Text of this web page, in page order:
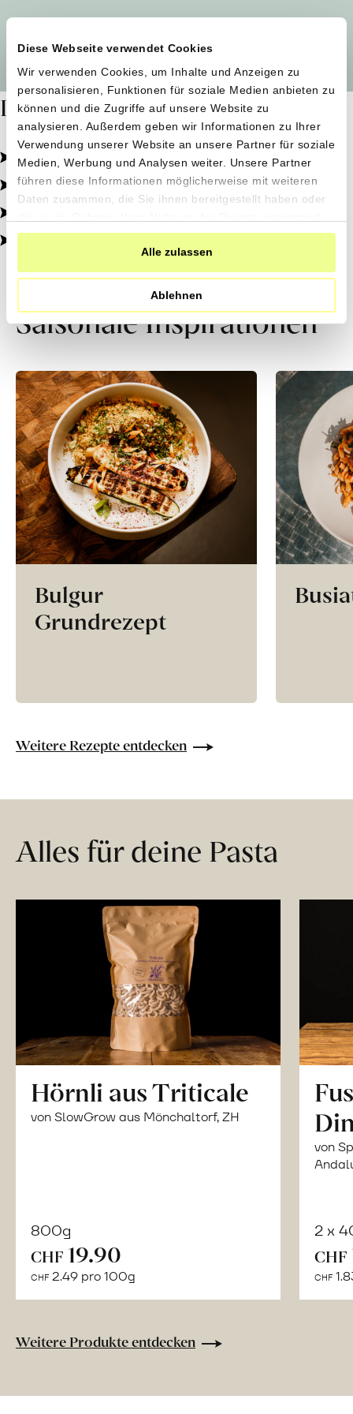
Diese Webseite verwendet Cookies
Wir verwenden Cookies, um Inhalte und Anzeigen zu
personalisieren, Funktionen für soziale Medien anbieten zu
können und die Zugriffe auf unsere Website zu
analysieren. Außerdem geben wir Informationen zu Ihrer
Verwendung unserer Website an unsere Partner für soziale
Medien, Werbung und Analysen weiter. Unsere Partner
führen diese Informationen möglicherweise mit weiteren
Daten zusammen, die Sie ihnen bereitgestellt haben oder
haben.
Alle zulassen
Ablehnen
Dafür stehen wir
Pestizidfrei angebaut, schonend verarbeitet.
Natürliche Zutaten, echter Geschmack.
Von kleinen Höfen, direkt zu dir.
100% transparent, 0% Zusatzstoffe.
Saisonale Inspirationen
Bulgur
Grundrezept
Weitere Rezepte entdecken
Alles für deine Pasta
Hörnli aus Triticale
von SlowGrow aus Mönchaltorf, ZH
800g
CHF 19.90
CHF 2.49 pro 100g
von
2 x
CHF
CHF
Weitere Produkte entdecken